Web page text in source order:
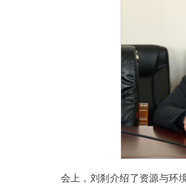
会上，刘刹介绍了资源与环